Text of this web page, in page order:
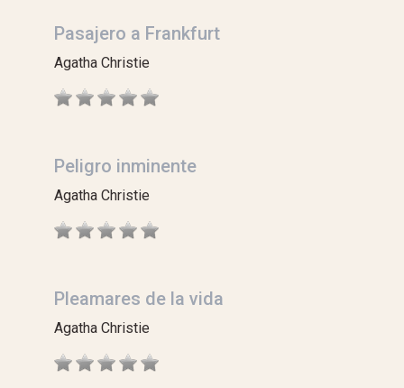
Pasajero a Frankfurt
Agatha Christie
Peligro inminente
Agatha Christie
Pleamares de la vida
Agatha Christie